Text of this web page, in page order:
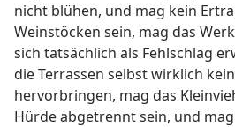
nicht blühen, und mag kein
Weinstöcken sein, mag das
sich tatsächlich als Fehlschlag
die Terrassen selbst wirklich
hervorbringen, mag das
Hürde abgetrennt sein, und